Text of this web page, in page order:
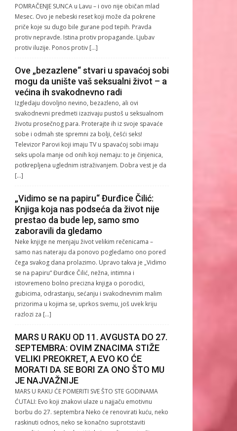
POMRAČENJE SUNCA u Lavu – i ovo nije običan mlad
Mesec. Ovo je nebeski reset koji može da pokrene
priče koje su dugo bile gurane pod tepih. Pravda
protiv nepravde. Istina protiv propagande. Ljubav
protiv iluzije. Ponos protiv […]
Ove „bezazlene“ stvari u spavaćoj sobi
mogu da unište vaš seksualni život – a
većina ih svakodnevno radi
Izgledaju dovoljno nevino, bezazleno, ali ovi
svakodnevni predmeti izazivaju pustoš u seksualnom
životu prosečnog para. Proterajte ih iz svoje spavaće
sobe i odmah ste spremni za bolji, češći seks!
Televizor Parovi koji imaju TV u spavaćoj sobi imaju
seks upola manje od onih koji nemaju: to je činjenica,
potkrepljena uglednim istraživanjem. Dobra vest je da
[…]
„Vidimo se na papiru“ Đurđice Čilić:
Knjiga koja nas podseća da život nije
prestao da bude lep, samo smo
zaboravili da gledamo
Neke knjige ne menjaju život velikim rečenicama –
samo nas nateraju da ponovo pogledamo ono pored
čega svakog dana prolazimo. Upravo takva je „Vidimo
se na papiru“ Đurđice Čilić, nežna, intimna i
istovremeno bolno precizna knjiga o porodici,
gubicima, odrastanju, sećanju i svakodnevnim malim
prizorima u kojima se, uprkos svemu, još uvek kriju
razlozi za […]
MARS U RAKU OD 11. AVGUSTA DO 27.
SEPTEMBRA: OVIM ZNACIMA STIŽE
VELIKI PREOKRET, A EVO KO ĆE
MORATI DA SE BORI ZA ONO ŠTO MU
JE NAJVAŽNIJE
MARS U RAKU ĆE POMERITI SVE ŠTO STE GODINAMA
ĆUTALI: Evo koji znakovi ulaze u najjaču emotivnu
borbu do 27. septembra Neko će renovirati kuću, neko
raskinuti odnos, neko se konačno suprotstaviti